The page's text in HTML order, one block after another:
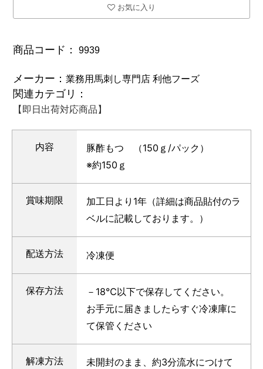
お気に入り
商品コード： 9939
メーカー：業務用馬刺し専門店 利他フーズ
関連カテゴリ：
【即日出荷対応商品】
内容
豚酢もつ （150ｇ/パック）
※約150ｇ
賞味期限
加工日より1年（詳細は商品貼付のラ
ベルに記載しております。）
配送方法 冷凍便
保存方法
－18℃以下で保存してください。
お手元に届きましたらすぐ冷凍庫に
て保管ください
解凍方法
未開封のまま、約3分流水につけて